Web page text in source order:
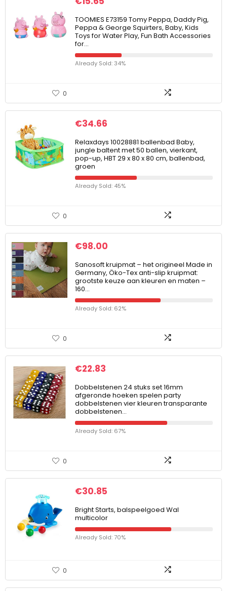
TOOMIES E73159 Tomy Peppa, Daddy Pig,
Peppa & George Squirters, Baby, Kids
Toys for Water Play, Fun Bath Accessories
for…
Already Sold: 34%
0
€34.66
Relaxdays 10028881 ballenbad Baby,
jungle baltent met 50 ballen, vierkant,
pop-up, HBT 29 x 80 x 80 cm, ballenbad,
groen
Already Sold: 45%
0
€98.00
Sanosoft kruipmat – het origineel Made in
Germany, Öko-Tex anti-slip kruipmat:
grootste keuze aan kleuren en maten –
160…
Already Sold: 62%
0
€22.83
Dobbelstenen 24 stuks set 16mm
afgeronde hoeken spelen party
dobbelstenen vier kleuren transparante
dobbelstenen…
Already Sold: 67%
0
€30.85
Bright Starts, balspeelgoed Wal
multicolor
Already Sold: 70%
0